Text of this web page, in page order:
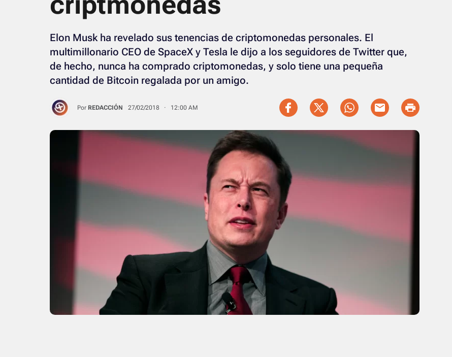
Elon Musk ha revelado sus tenencias de criptomonedas personales. El
multimillonario CEO de SpaceX y Tesla le dijo a los seguidores de Twitter que,
de hecho, nunca ha comprado criptomonedas, y solo tiene una pequeña
cantidad de Bitcoin regalada por un amigo.
Por REDACCIÓN 27/02/2018 · 12:00 AM